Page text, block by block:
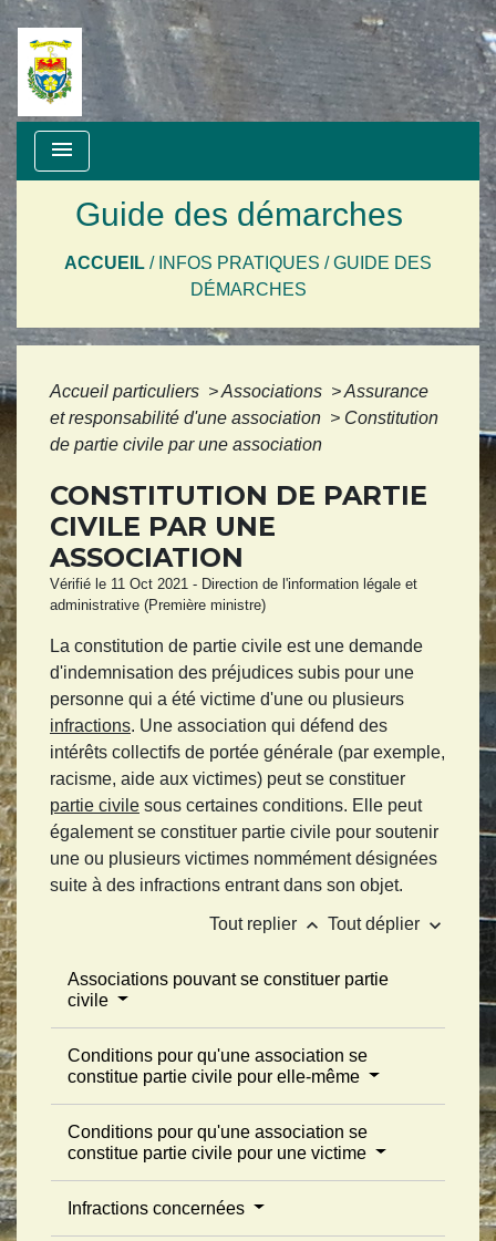
menu
Guide des démarches
ACCUEIL / INFOS PRATIQUES /GUIDE DES
DÉMARCHES
Accueil particuliers >Associations >Assurance
et responsabilité d'une association > Constitution
de partie civile par une association
CONSTITUTION DE PARTIE
CIVILE PAR UNE
ASSOCIATION
Vérifié le 11 Oct 2021 - Direction de l'information légale et
administrative (Première ministre)
La constitution de partie civile est une demande
d'indemnisation des préjudices subis pour une
personne qui a été victime d'une ou plusieurs
infractions. Une association qui défend des
intérêts collectifs de portée générale (par exemple,
racisme, aide aux victimes) peut se constituer
partie civile sous certaines conditions. Elle peut
également se constituer partie civile pour soutenir
une ou plusieurs victimes nommément désignées
suite à des infractions entrant dans son objet.
Tout replier keyboard_arrow_up Tout déplier keyboard_arrow_down
Associations pouvant se constituer partie
civile
Conditions pour qu'une association se
constitue partie civile pour elle-même
Conditions pour qu'une association se
constitue partie civile pour une victime
Infractions concernées